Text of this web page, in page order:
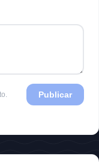
Publicar